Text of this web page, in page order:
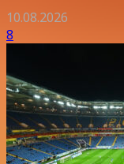
10.08.2026
8